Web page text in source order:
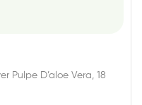
Pulpe D’aloe Vera, 18